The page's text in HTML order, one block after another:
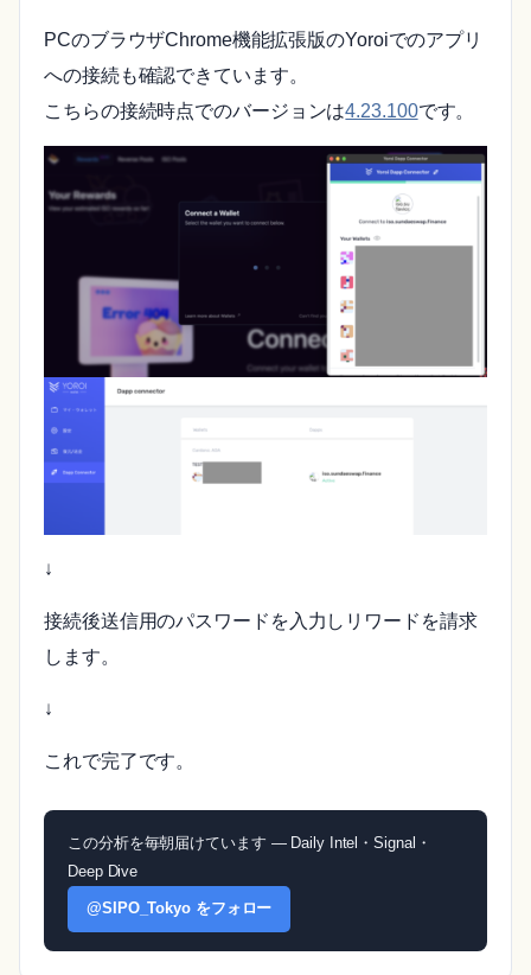
PCのブラウザChrome機能拡張版のYoroiでのアプリ
への接続も確認できています。
こちらの接続時点でのバージョンは4.23.100です。
↓
接続後送信用のパスワードを入力しリワードを請求
します。
↓
これで完了です。
この分析を毎朝届けています — Daily Intel・Signal・
Deep Dive
@SIPO_Tokyo をフォロー